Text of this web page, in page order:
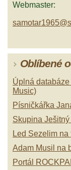
Webmaster:
Oblíbené
Úplná
Music)
Písničkářka
Skupina Ješitný
Led Sezelim na
Adam Musil na
Portál